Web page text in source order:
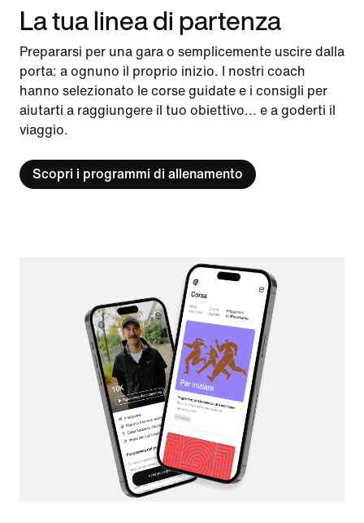
La tua linea di partenza
Prepararsi per una gara o semplicemente uscire dalla
porta: a ognuno il proprio inizio. I nostri coach
hanno selezionato le corse guidate e i consigli per
aiutarti a raggiungere il tuo obiettivo... e a goderti il
viaggio.
Scopri i programmi di allenamento